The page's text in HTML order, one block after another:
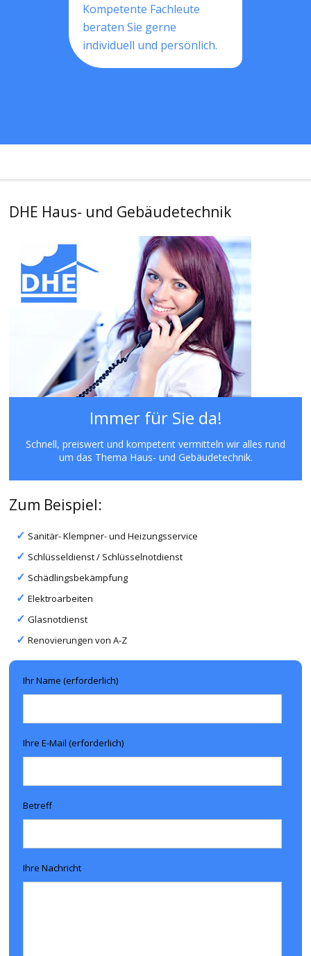
Kompetente Fachleute
beraten Sie gerne
individuell und persönlich.
DHE Haus- und Gebäudetechnik
Immer für Sie da!
Schnell, preiswert und kompetent vermitteln wir alles rund
um das Thema Haus- und Gebäudetechnik.
Zum Beispiel:
Sanitär- Klempner- und Heizungsservice
Schlüsseldienst / Schlüsselnotdienst
Schädlingsbekämpfung
Elektroarbeiten
Glasnotdienst
Renovierungen von A-Z
Ihr Name (erforderlich)
Ihre E-Mail (erforderlich)
Betreff
Ihre Nachricht